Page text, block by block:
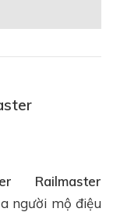
Railmaster
người mộ điệu